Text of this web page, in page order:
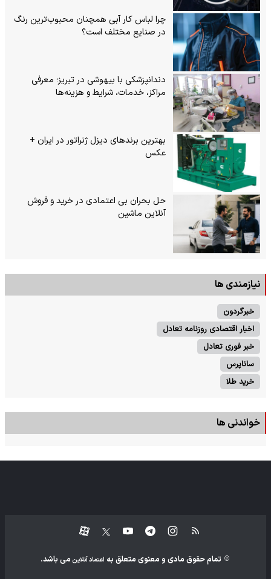
چرا لباس کار آبی همچنان محبوب‌ترین رنگ
در صنایع مختلف است؟
دندانپزشکی با بیهوشی در تبریز؛ معرفی
مراکز، خدمات، شرایط و هزینه‌ها
بهترین برندهای دیزل ژنراتور در ایران +
عکس
حل بحران بی‌ اعتمادی در خرید و فروش
آنلاین ماشین
نیازمندی ها
خبرگردون
اخبار اقتصادی روزنامه تعادل
خبر فوری تعادل
ساناپرس
خرید طلا
خواندنی ها
تمام حقوق مادی و معنوی متعلق به اعتماد آنلاین می باشد.